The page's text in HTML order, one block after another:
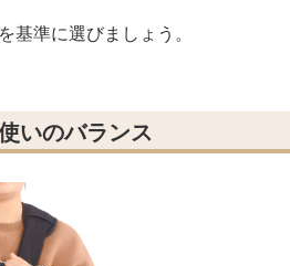
を基準に選びましょう。
いのバランス